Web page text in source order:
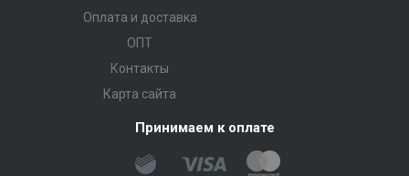
Оплата и доставка
ОПТ
Контакты
Карта сайта
Принимаем к оплате